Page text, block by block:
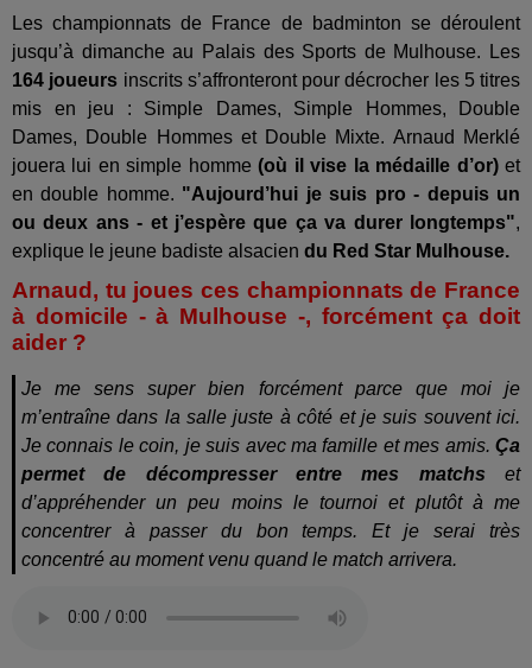
Les championnats de France de badminton se déroulent
jusqu’à dimanche au Palais des Sports de Mulhouse. Les
164 joueurs inscrits s’affronteront pour décrocher les 5 titres
mis en jeu : Simple Dames, Simple Hommes, Double
Dames, Double Hommes et Double Mixte. Arnaud Merklé
jouera lui en simple homme(où il vise la médaille d’or)et
en double homme. "Aujourd’hui je suis pro - depuis un
ou deux ans - et j’espère que ça va durer longtemps",
explique le jeune badiste alsacien du Red Star Mulhouse.
Arnaud, tu joues ces championnats de France
à domicile - à Mulhouse -, forcément ça doit
aider ?
Je me sens super bien forcément parce que moi je
m’entraîne dans la salle juste à côté et je suis souvent ici.
Je connais le coin, je suis avec ma famille et mes amis. Ça
permet de décompresser entre mes matchs et
d’appréhender un peu moins le tournoi et plutôt à me
concentrer à passer du bon temps. Et je serai très
concentré au moment venu quand le match arrivera.